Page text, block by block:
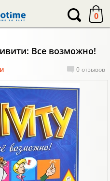
0
Все возможно!
0 отзывов